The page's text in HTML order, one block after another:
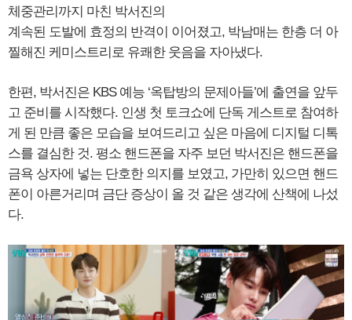
체중관리까지 마친 박서진의
계속된 도발에 효정의 반격이 이어졌고, 박남매는 한층 더 아
찔해진 케미스트리로 유쾌한 웃음을 자아냈다.
한편, 박서진은 KBS 예능 ‘옥탑방의 문제아들’에 출연을 앞두
고 준비를 시작했다. 인생 첫 토크쇼에 단독 게스트로 참여하
게 된 만큼 좋은 모습을 보여드리고 싶은 마음에 디지털 디톡
스를 결심한 것. 평소 핸드폰을 자주 보던 박서진은 핸드폰을
금욕 상자에 넣는 단호한 의지를 보였고, 가만히 있으면 핸드
폰이 아른거리며 금단 증상이 올 것 같은 생각에 산책에 나섰
다.